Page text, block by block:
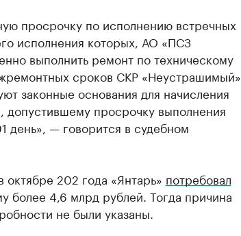
просрочку по исполнению встречных
исполнения которых, АО «ПСЗ
выполнить ремонт по техническому
сроков СКР «Неустрашимый»
законные основания для начисления
допустившему просрочку выполнения
день», — говорится в судебном
202 года «Янтарь» потребовал
более 4,6 млрд рублей. Тогда причина
не были указаны.